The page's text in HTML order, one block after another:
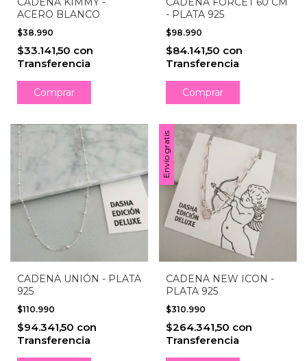
ACERO BLANCO
$38.990
$33.141,50 con
Transferencia
Comprar
- PLATA 925
$98.990
$84.141,50 con
Transferencia
CADENA UNIÓN - PLATA
925
$110.990
$94.341,50 con
Transferencia
Envío gratis
CADENA NEW ICON -
PLATA 925
$310.990
$264.341,50 con
Transferencia